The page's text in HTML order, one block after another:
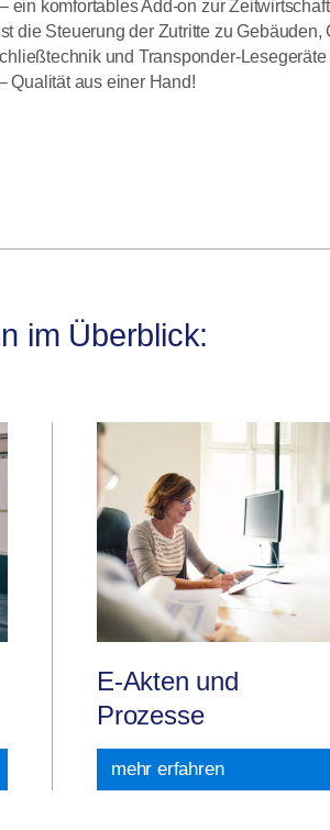
ein komfortables Add-on zur
die Steuerung der Zutritte zu
und Transponder-
Qualität aus einer Hand!
im Überblick:
E-Akten und
Prozesse
mehr erfahren